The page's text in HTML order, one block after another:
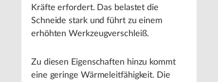
Kräfte erfordert. Das belastet die
Schneide stark und führt zu einem
erhöhten Werkzeugverschleiß.
Zu diesen Eigenschaften hinzu kommt
eine geringe Wärmeleitfähigkeit. Die